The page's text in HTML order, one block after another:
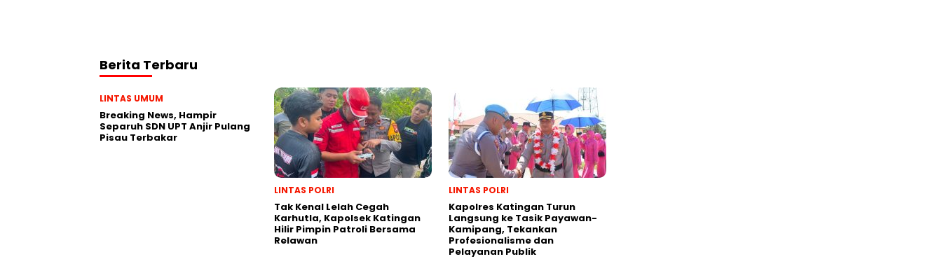
Berita Terbaru
LINTAS UMUM
Breaking News, Hampir
Separuh SDN UPT Anjir Pulang
Pisau Terbakar
LINTAS POLRI
Tak Kenal Lelah Cegah
Karhutla, Kapolsek Katingan
Hilir Pimpin Patroli Bersama
Relawan
LINTAS POLRI
Kapolres Katingan Turun
Langsung ke Tasik Payawan-
Kamipang, Tekankan
Profesionalisme dan
Pelayanan Publik